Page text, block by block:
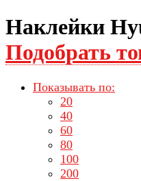
Наклейки
Подобрать
Показывать по:
20
40
60
80
100
200